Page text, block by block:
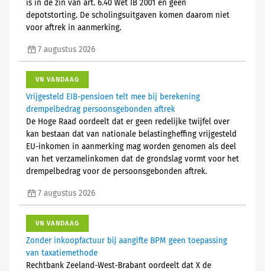
is in de zin van art. 6.40 Wet IB 2001 en geen
depotstorting. De scholingsuitgaven komen daarom niet
voor aftrek in aanmerking.
7 augustus 2026
VN VANDAAG
Vrijgesteld EIB-pensioen telt mee bij berekening
drempelbedrag persoonsgebonden aftrek
De Hoge Raad oordeelt dat er geen redelijke twijfel over
kan bestaan dat van nationale belastingheffing vrijgesteld
EU-inkomen in aanmerking mag worden genomen als deel
van het verzamelinkomen dat de grondslag vormt voor het
drempelbedrag voor de persoonsgebonden aftrek.
7 augustus 2026
VN VANDAAG
Zonder inkoopfactuur bij aangifte BPM geen toepassing
van taxatiemethode
Rechtbank Zeeland-West-Brabant oordeelt dat X de